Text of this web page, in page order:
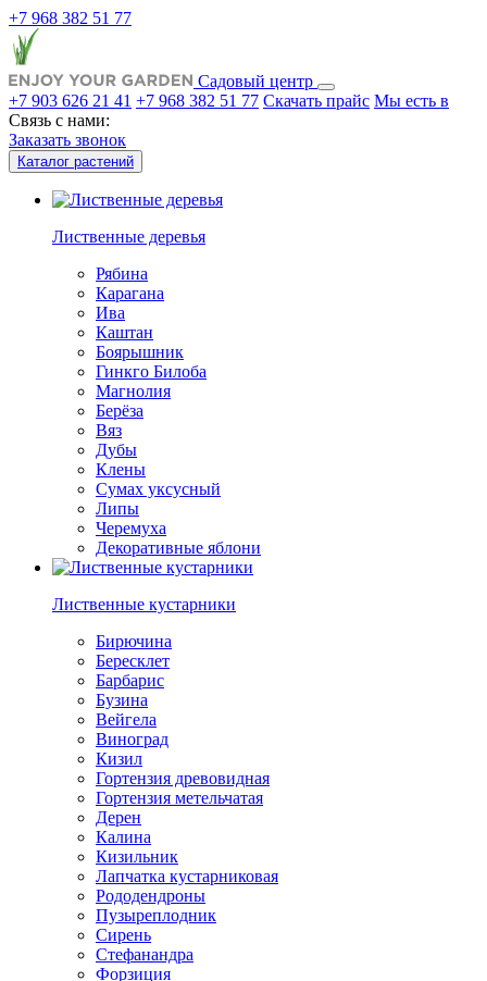
+7 968 382 51 77
Садовый центр
+7 903 626 21 41 +7 968 382 51 77 Скачать прайс Мы есть в
Связь с нами:
Заказать звонок
Каталог растений
Лиственные деревья
Рябина
Карагана
Ива
Каштан
Боярышник
Гинкго Билоба
Магнолия
Берёза
Вяз
Дубы
Клены
Сумах уксусный
Липы
Черемуха
Декоративные яблони
Лиственные кустарники
Бирючина
Бересклет
Барбарис
Бузина
Вейгела
Виноград
Кизил
Гортензия древовидная
Гортензия метельчатая
Дерен
Калина
Кизильник
Лапчатка кустарниковая
Рододендроны
Пузыреплодник
Сирень
Стефанандра
Форзиция